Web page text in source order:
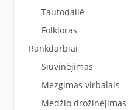
Tautodailė
Folkloras
Rankdarbiai
Siuvinėjimas
Mezgimas virbalais
Medžio drožinėjimas